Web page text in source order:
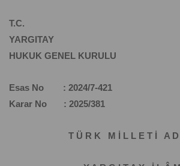
T.C.
YARGITAY
HUKUK GENEL KURULU
Esas No : 2024/7-421
Karar No : 2025/381
T Ü R K M İ L L E T İ A D